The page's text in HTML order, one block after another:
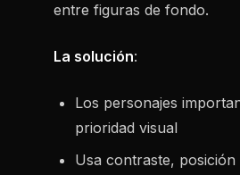
entre figuras de fondo.
La solución:
Los personajes
prioridad visual
Usa contraste,